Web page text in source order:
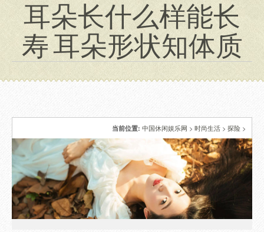
耳朵长什么样能长
寿 耳朵形状知体质
当前位置: 中国休闲娱乐网 > 时尚生活 > 探险 >